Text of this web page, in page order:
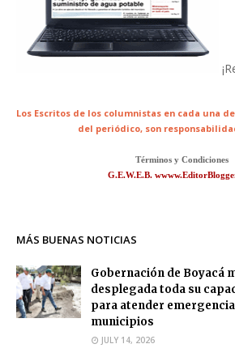
Los Escritos de los columnistas en cada una
del periódico, son
Términos y Condiciones
G.E.W.E.B.
MÁS BUENAS NOTICIAS
Gobernación de Boyacá
desplegada toda su
para atender
municipios
JULY 14, 2026